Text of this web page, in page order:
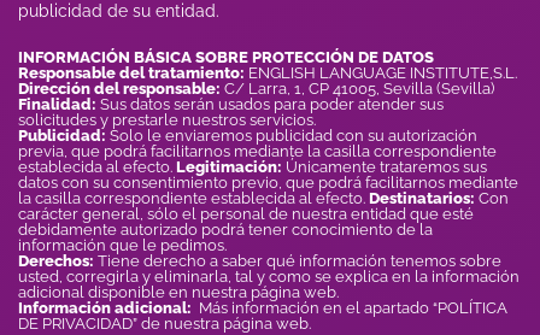
publicidad de su entidad.
INFORMACIÓN BÁSICA SOBRE PROTECCIÓN DE DATOS
Responsable del tratamiento: ENGLISH LANGUAGE INSTITUTE,S.L.
Dirección del responsable: C/ Larra, 1, CP 41005, Sevilla (Sevilla)
Finalidad: Sus datos serán usados para poder atender sus
solicitudes y prestarle nuestros servicios.
Publicidad: Solo le enviaremos publicidad con su autorización
previa, que podrá facilitarnos mediante la casilla correspondiente
establecida al efecto. Legitimación: Únicamente trataremos sus
datos con su consentimiento previo, que podrá facilitarnos mediante
la casilla correspondiente establecida al efecto. Destinatarios: Con
carácter general, sólo el personal de nuestra entidad que esté
debidamente autorizado podrá tener conocimiento de la
información que le pedimos.
Derechos: Tiene derecho a saber qué información tenemos sobre
usted, corregirla y eliminarla, tal y como se explica en la información
adicional disponible en nuestra página web.
Información adicional: Más información en el apartado “POLÍTICA
DE PRIVACIDAD” de nuestra página web.